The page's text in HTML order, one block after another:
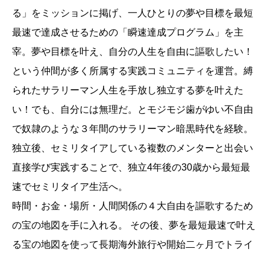
る」をミッションに掲げ、一人ひとりの夢や目標を最短
最速で達成させるための「瞬速達成プログラム」を主
宰。夢や目標を叶え、自分の人生を自由に謳歌したい！
という仲間が多く所属する実践コミュニティを運営。縛
られたサラリーマン人生を手放し独立する夢を叶えた
い！でも、自分には無理だ。とモジモジ歯がゆい不自由
で奴隷のような３年間のサラリーマン暗黒時代を経験。
独立後、セミリタイアしている複数のメンターと出会い
直接学び実践することで、独立4年後の30歳から最短最
速でセミリタイア生活へ。
時間・お金・場所・人間関係の４大自由を謳歌するため
の宝の地図を手に入れる。 その後、夢を最短最速で叶え
る宝の地図を使って長期海外旅行や開始二ヶ月でトライ